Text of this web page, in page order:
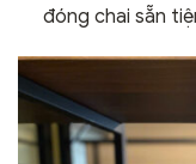
đóng chai sẵn